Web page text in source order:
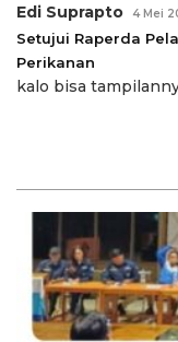
Edi Suprapto
4 Mei
Setujui Raperda
Perikanan
kalo bisa